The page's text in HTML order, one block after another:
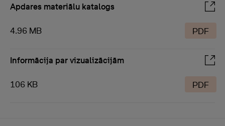
Apdares materiālu katalogs
4.96 MB PDF
Informācija par vizualizācijām
106 KB PDF